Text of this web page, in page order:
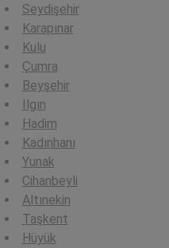
Seydişehir
Karapınar
Kulu
Çumra
Beyşehir
Ilgın
Hadim
Kadınhanı
Yunak
Cihanbeyli
Altınekin
Taşkent
Hüyük